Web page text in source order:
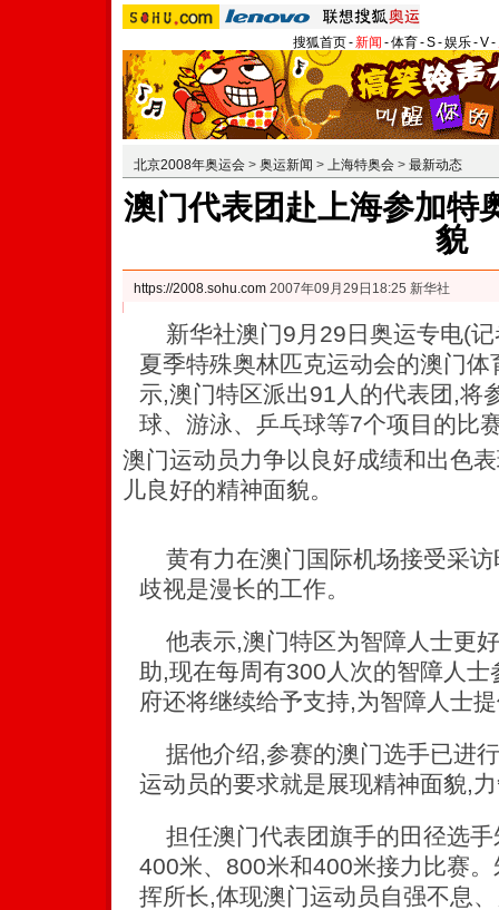
搜狐首页-新闻 -体育-S-娱乐-V-
北京2008年奥运会 > 奥运新闻 > 上海特奥会 > 最新动态
澳门代表团赴上海参加特
貌
https://2008.sohu.com 2007年09月29日18:25 新华社
新华社澳门9月29日奥运专电(
夏季特殊奥林匹克运动会的澳门
示,澳门特区派出91人的代表团,将
球、游泳、乒乓球等7个项目的比
澳门运动员力争以良好成绩和出色
儿良好的精神面貌。
黄有力在澳门国际机场接受采访
歧视是漫长的工作。
他表示,澳门特区为智障人士更
助,现在每周有300人次的智障人
府还将继续给予支持,为智障人士
据他介绍,参赛的澳门选手已进
运动员的要求就是展现精神面貌,
担任澳门代表团旗手的田径选手
400米、800米和400米接力比赛
挥所长,体现澳门运动员自强不息